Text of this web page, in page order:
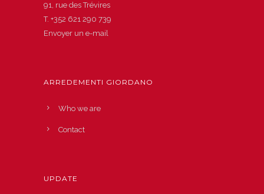
91, rue des Trévires
T. +352 621 290 739
Envoyer un e-mail
ARREDEMENTI GIORDANO
Who we are
Contact
UPDATE